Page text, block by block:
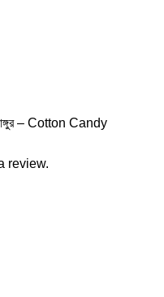
– Cotton Candy
review.